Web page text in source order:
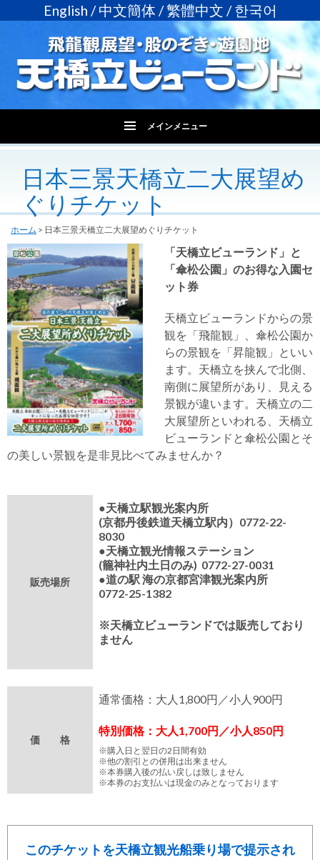
English /中文簡体 /繁體中文 /한국어
メインメニュー
ツ
へ
ス
キ
ッ
プ
日本三景天橋立二大展望め
ぐりチケット
ホーム > 日本三景天橋立二大展望めぐりチケット
「天橋立ビューランド」と
「傘松公園」のお得な入園セ
ット券
天橋立ビューランドからの景
観を「飛龍観」、傘松公園か
らの景観を「昇龍観」といい
ます。天橋立を挟んで北側、
南側に展望所があり、見える
景観が違います。天橋立の二
大展望所といわれる、天橋立
ビューランドと傘松公園とそ
の美しい景観を是非見比べてみませんか？
販売場所
●天橋立駅観光案内所
(京都丹後鉄道天橋立駅内）0772-22-
8030
●天橋立観光情報ステーション
(籠神社内土日のみ) 0772-27-0031
●道の駅 海の京都宮津観光案内所
0772-25-1382
※天橋立ビューランドでは販売しており
ません
価 格
通常価格：大人1,800円／小人900円
特別価格：大人1,700円／小人850円
※購入日と翌日の2日間有効
※他の割引との併用は出来ません
※本券購入後の払い戻しは致しません
※本券のお支払いは現金のみとなっております
このチケットを天橋立観光船乗り場で提示され